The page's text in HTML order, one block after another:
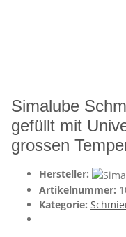
Simalube
gefüllt mit
grossen
Hersteller:
Artikelnummer:
Kategorie: